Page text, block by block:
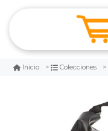
Inicio Colecciones